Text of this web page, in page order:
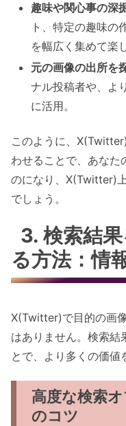
趣味や関心事の深
ト、特定の趣味の
を幅広く集めて楽
元の画像の出所を
ナル投稿者や、よ
に活用。
このように、
わせることで、あなた
のになり、X(Twitter)
でしょう。
3. 検索結
る方法：情
X(Twitter)で目的の画
はありません。検索結
とで、より多くの価値
高度な検索
のコツ